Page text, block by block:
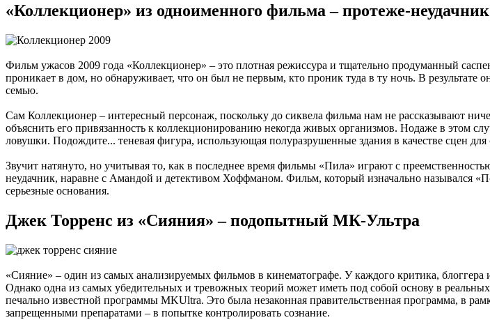
«Коллекционер» из одноименного фильма – протеже-
Фильм ужасов 2009 года «Коллекционер» – это плотная режиссура и тщательно продуманный
проникает в дом, но обнаруживает, что он был не первым, кто проник туда в ту ночь. В
семью.
Сам Коллекционер – интересный персонаж, поскольку до сиквела фильма нам не рассказывают
объяснить его привязанность к коллекционированию некогда живых организмов. Нодаже в этом
ловушки. Подождите... теневая фигура, использующая полуразрушенные здания в качестве сцен
Звучит натянуто, но учитывая то, как в последнее время фильмы «Пила» играют с
неудачник, наравне с Амандой и детективом Хоффманом. Фильм, который изначально назывался
серьезные основания.
Джек Торренс из «Сияния» – подопытный МК-Ультра
«Сияние» – один из самых анализируемых фильмов в кинематографе. У каждого критика, блоггера
Однако одна из самых убедительных и тревожных теорий может иметь под собой основу в
печально известной программы MKUltra. Это была незаконная правительственная программа, в
запрещенными препаратами – в попытке контролировать сознание.